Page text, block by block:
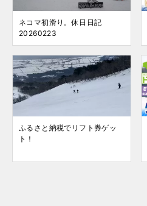
ネコマ初滑り。休日日記
20260223
ふるさと納税でリフト券ゲッ
ト！